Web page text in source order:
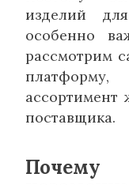
изделий
особенно
рассмотрим
платформу,
поставщика.